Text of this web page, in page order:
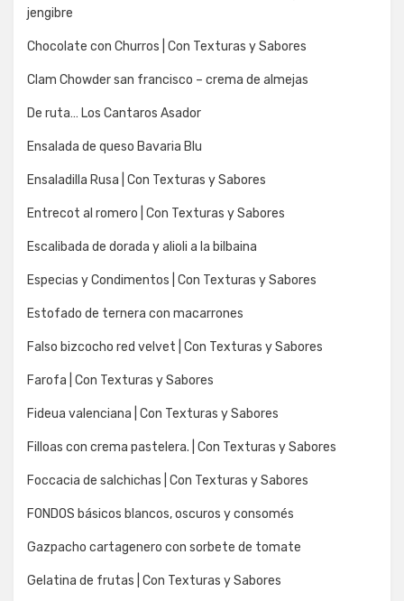
jengibre
Chocolate con Churros | Con Texturas y Sabores
Clam Chowder san francisco – crema de almejas
De ruta… Los Cantaros Asador
Ensalada de queso Bavaria Blu
Ensaladilla Rusa | Con Texturas y Sabores
Entrecot al romero | Con Texturas y Sabores
Escalibada de dorada y alioli a la bilbaina
Especias y Condimentos | Con Texturas y Sabores
Estofado de ternera con macarrones
Falso bizcocho red velvet | Con Texturas y Sabores
Farofa | Con Texturas y Sabores
Fideua valenciana | Con Texturas y Sabores
Filloas con crema pastelera. | Con Texturas y Sabores
Foccacia de salchichas | Con Texturas y Sabores
FONDOS básicos blancos, oscuros y consomés
Gazpacho cartagenero con sorbete de tomate
Gelatina de frutas | Con Texturas y Sabores